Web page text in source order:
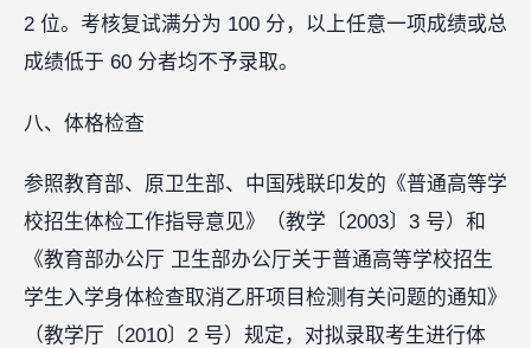
2 位。考核复试满分为 100 分，以上任意一项成绩或总
成绩低于 60 分者均不予录取。
八、体格检查
参照教育部、原卫生部、中国残联印发的《普通高等学
校招生体检工作指导意见》（教学〔2003〕3 号）和
《教育部办公厅 卫生部办公厅关于普通高等学校招生
学生入学身体检查取消乙肝项目检测有关问题的通知》
（教学厅〔2010〕2 号）规定，对拟录取考生进行体